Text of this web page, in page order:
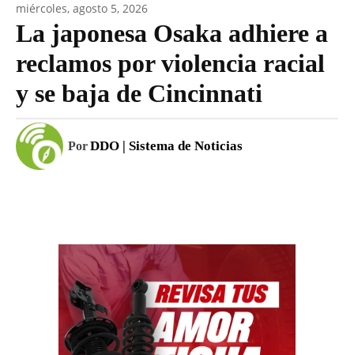
miércoles, agosto 5, 2026
La japonesa Osaka adhiere a
reclamos por violencia racial
y se baja de Cincinnati
PorDDO | Sistema de Noticias